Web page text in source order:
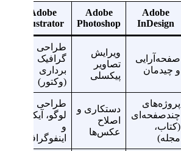
Adobe
InDesign
Adobe
Photoshop
Adobe
Illustrator
صفحه‌آرایی
و چیدمان
ویرایش
تصاویر
پیکسلی
طراحی
گرافیک
برداری
(وکتور)
پروژه‌های
چندصفحه‌ای
(کتاب،
مجله)
دستکاری و
اصلاح
عکس‌ها
طراحی
لوگو، آیکون
و
اینفوگرافیک